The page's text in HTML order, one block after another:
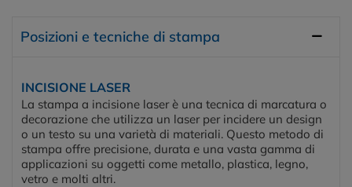
Posizioni e tecniche di stampa
INCISIONE LASER
La stampa a incisione laser è una tecnica di marcatura o
decorazione che utilizza un laser per incidere un design
o un testo su una varietà di materiali. Questo metodo di
stampa offre precisione, durata e una vasta gamma di
applicazioni su oggetti come metallo, plastica, legno,
vetro e molti altri.